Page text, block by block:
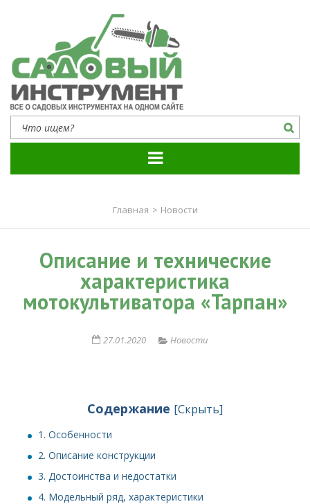
Садовый инструмент
Все о садовых инструментах на одном сайте
Главная > Новости
Описание и технические
характеристика
мотокультиватора «Тарпан»
27.01.2020 Новости
Содержание [Скрыть]
1. Особенности
2. Описание конструкции
3. Достоинства и недостатки
4. Модельный ряд, характеристики